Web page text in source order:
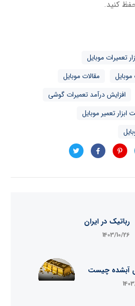
کنید.
تعمیرات موبایل
مقالات موبایل
افزایش درآمد تعمیرات گوشی
ابزار تعمیر موبایل
رباتیک در ایران
1403/10/26
آبشده چیست